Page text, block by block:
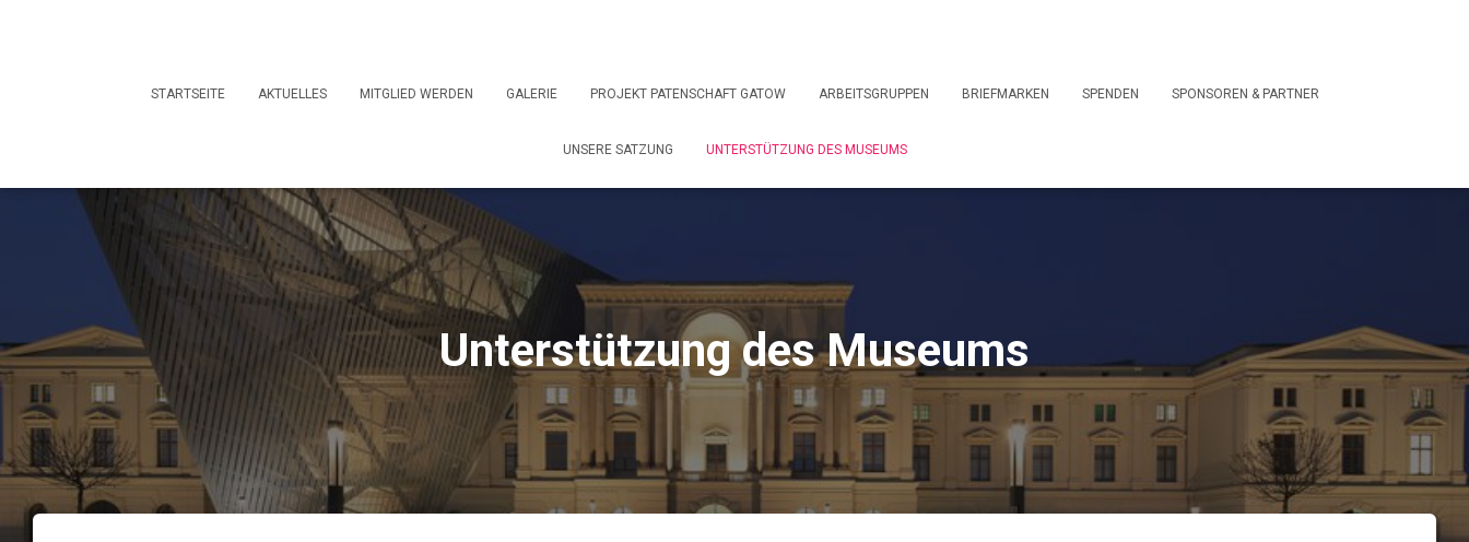
STARTSEITE AKTUELLES MITGLIED WERDEN GALERIE PROJEKT PATENSCHAFT GATOW ARBEITSGRUPPEN BRIEFMARKEN SPENDEN SPONSOREN & PARTNER
UNSERE SATZUNG UNTERSTÜTZUNG DES MUSEUMS
Unterstützung des Museums